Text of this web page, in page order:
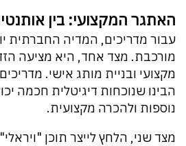
האתגר המקצועי: בין
עבור מדריכים, המדיה החברתית
מורכבת. מצד אחד, היא מציעה
מקצועי ובניית מותג אישי.
הבינו שנוכחות דיגיטלית חכמה
נוספות ולהכרה מקצועית.
מצד שני, הלחץ לייצר תוכן